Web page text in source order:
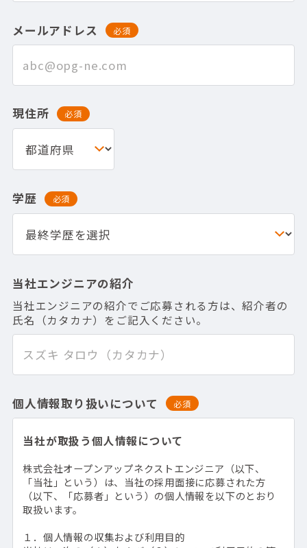
メールアドレス 必須
現住所 必須
学歴 必須
当社エンジニアの紹介
当社エンジニアの紹介でご応募される方は、紹介者の
氏名（カタカナ）をご記入ください。
個人情報取り扱いについて 必須
当社が取扱う個人情報について
株式会社オープンアップネクストエンジニア（以下、
「当社」という）は、当社の採用面接に応募された方
（以下、「応募者」という）の個人情報を以下のとおり
取扱います。
１．個人情報の収集および利用目的